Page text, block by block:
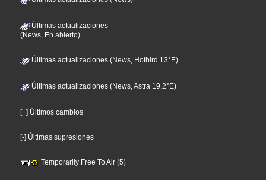
Últimas actualizaciones
(News, En abierto)
Últimas actualizaciones (News, Hotbird 13°E)
Últimas actualizaciones (News, Astra 19,2°E)
[+] Últimos cambios
[-] Últimas supresiones
Temporarily Free To Air (5)